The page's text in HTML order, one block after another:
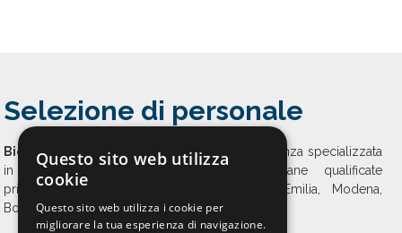
Selezione di personale
Biemme Consulting
è una società di consulenza specializzata
in gestione e sviluppo di risorse umane qualificate
principalmente nelle province di Reggio Emilia, Modena,
Bologna.
Questo sito web utilizza
cookie
Questo sito web utilizza i cookie per
migliorare la tua esperienza di navigazione.